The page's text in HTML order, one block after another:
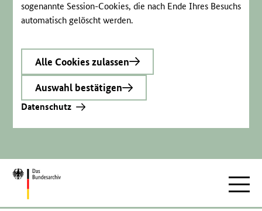
sogenannte Session-Cookies, die nach Ende Ihres Besuchs
automatisch gelöscht werden.
Alle Cookies zulassen
Auswahl bestätigen
Datenschutz
Zur